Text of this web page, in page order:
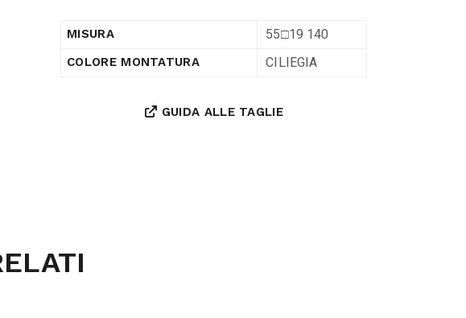
MISURA 55□19 140
COLORE MONTATURA CILIEGIA
GUIDA ALLE TAGLIE